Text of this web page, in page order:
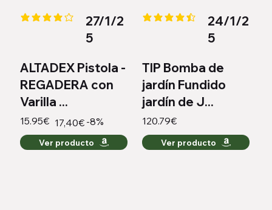
la calificación promedio es 4.1 de 5
27/1/2
5
ALTADEX Pistola -
REGADERA con
Varilla ...
15.95€ 17,40€ -8%
Ver producto
la calificación promedio es 4.3
24/1/2
5
TIP Bomba de
jardín Fundido
jardín de J...
120.79€
Ver producto